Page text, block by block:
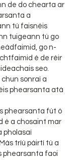
de do chearta ar
a
tú faisnéis
tuigeann tú go
go n-
é de réir
seo.
sonraí a
phearsanta atá
phearsanta fút ó
é a chosaint mar
pholasaí
tríú páirtí tú a
phearsanta faoi